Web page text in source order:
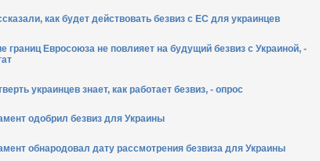
как будет действовать безвиз с ЕС для украинцев
границ Евросоюза не повлияет на будущий безвиз с Украиной, -
украинцев знает, как работает безвиз, - опрос
одобрил безвиз для Украины
обнародовал дату рассмотрения безвиза для Украины